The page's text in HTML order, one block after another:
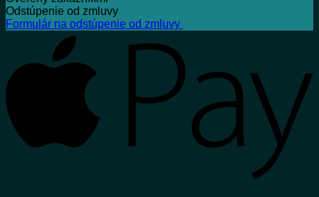
Odstúpenie od zmluvy
Formulár na odstúpenie od zmluvy